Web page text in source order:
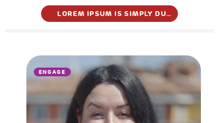
LOREM IPSUM IS SIMPLY DUMMY TEXT OF THE PRINTING
ENGAGE